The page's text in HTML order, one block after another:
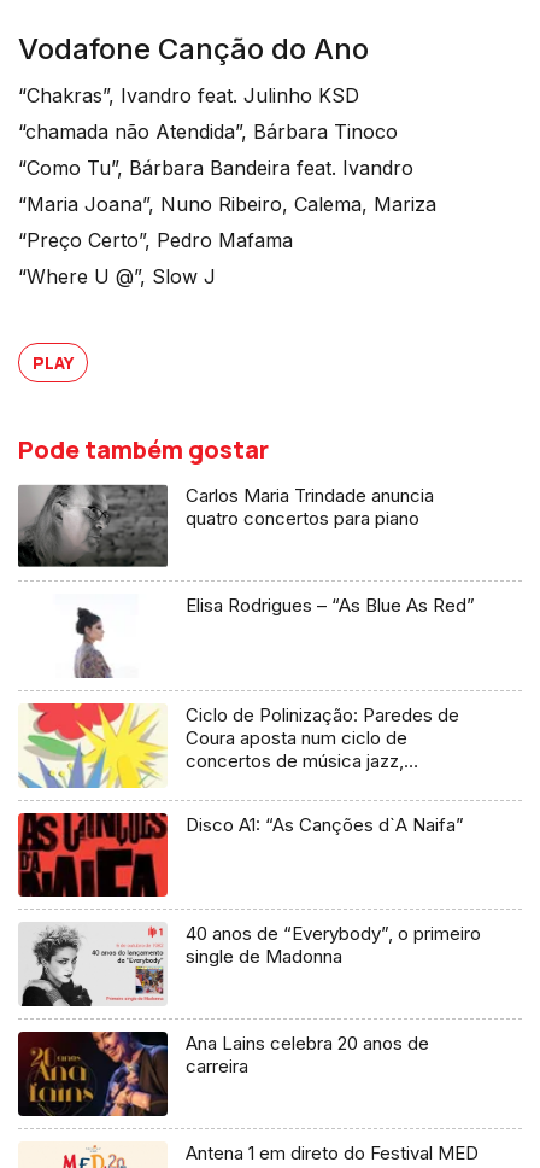
Vodafone Canção do Ano
“Chakras”, Ivandro feat. Julinho KSD
“chamada não Atendida”, Bárbara Tinoco
“Como Tu”, Bárbara Bandeira feat. Ivandro
“Maria Joana”, Nuno Ribeiro, Calema, Mariza
“Preço Certo”, Pedro Mafama
“Where U @”, Slow J
PLAY
Pode também gostar
Carlos Maria Trindade anuncia
quatro concertos para piano
Elisa Rodrigues – “As Blue As Red”
Ciclo de Polinização: Paredes de
Coura aposta num ciclo de
concertos de música jazz,
Disco A1: “As Canções d`A Naifa”
40 anos de “Everybody”, o primeiro
single de Madonna
Ana Lains celebra 20 anos de
carreira
Antena 1 em direto do Festival MED